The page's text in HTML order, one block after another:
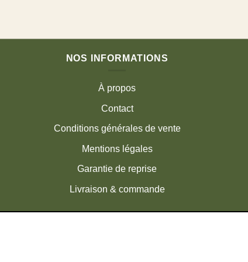
NOS INFORMATIONS
À propos
Contact
Conditions générales de vente
Mentions légales
Garantie de reprise
Livraison & commande